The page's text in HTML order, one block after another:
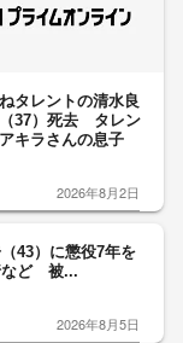
タレントの清水良
37）死去 タレン
キラさんの息子
2026年8月2日
43）に懲役7年を
など 被...
2026年8月5日